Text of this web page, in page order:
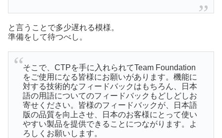
と言うことで多少遅れる模様。
準備をして待つべし。
そこで、CTPを手に入れられてTeam Foundation
をご使用になる皆様にお願いがあります。機能に
対する技術的なフィードバックはもちろん、日本
語の用語についてのフィードバックもどしどしお
寄せください。皆様のフィードバックが、日本語
版の品質を向上させ、日本のお客様にとって使い
やすい製品を提供できることにつながります。よ
ろしくお願いします。